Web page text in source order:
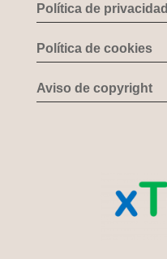
Política de privacidad
Política de cookies
Aviso de copyright